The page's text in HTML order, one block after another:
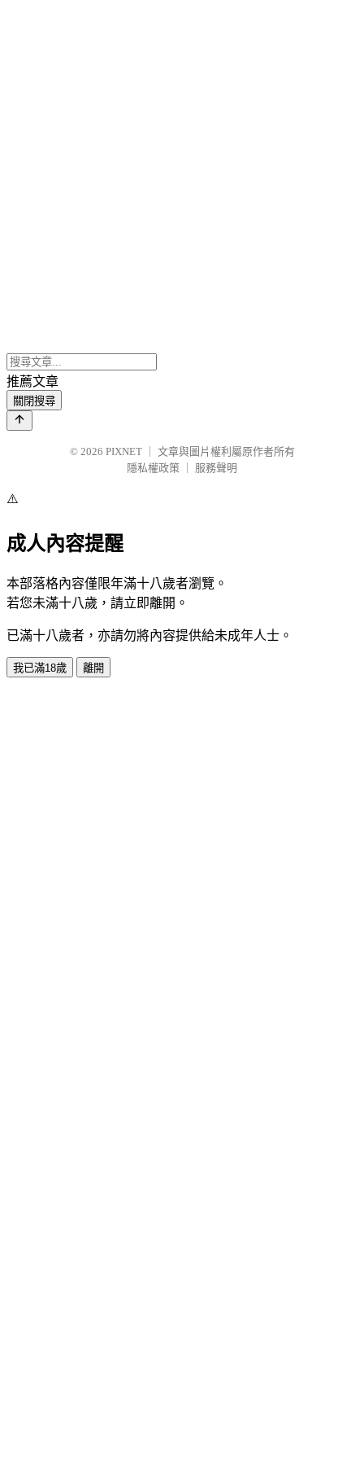
推薦文章
關閉搜尋
© 2026 PIXNET
文章與圖片權利屬原作者所有
隱私權政策
服務聲明
⚠️
成人內容提醒
本部落格內容僅限年滿十八歲者瀏覽。
若您未滿十八歲，請立即離開。
已滿十八歲者，亦請勿將內容提供給未成年人士。
我已滿18歲 離開